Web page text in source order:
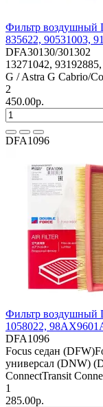
Фильтр воздушный
835622, 90531003,
DFA30130/301302
13271042,
G / Astra G Cabrio/
2
450.00р.
DFA1096
Фильтр воздушный
1058022,
DFA1096
Focus седан
универсал (DNW)
ConnectTransit
1
285.00р.